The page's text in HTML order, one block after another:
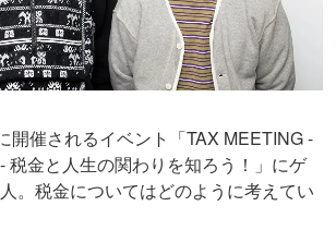
催されるイベント「TAX MEETING -
税金と人生の関わりを知ろう！」にゲ
。税金についてはどのように考えてい